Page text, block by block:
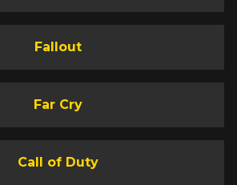
Fallout
Far Cry
Call of Duty